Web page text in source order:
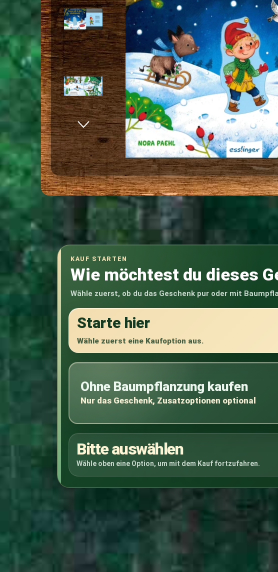
KAUF STARTEN
Wie möchtest du dieses
Wähle zuerst, ob du das Geschenk pur oder mit
Starte hier
Wähle zuerst eine Kaufoption aus.
Ohne Baumpflanzung kaufen
Nur das Geschenk, Zusatzoptionen optional
Bitte auswählen
Wähle oben eine Option, um mit dem Kauf fortzufahren.